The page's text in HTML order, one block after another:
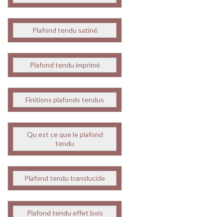
Plafond tendu satiné
Plafond tendu imprimé
Finitions plafonds tendus
Qu est ce que le plafond
tendu
Plafond tendu translucide
Plafond tendu effet bois